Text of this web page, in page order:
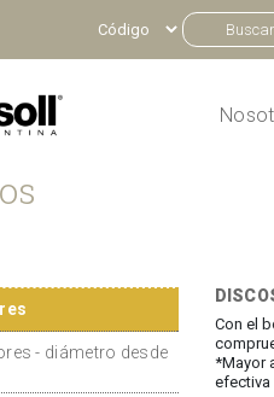
- diámetro desde
Con el
*Mayor
efectiva